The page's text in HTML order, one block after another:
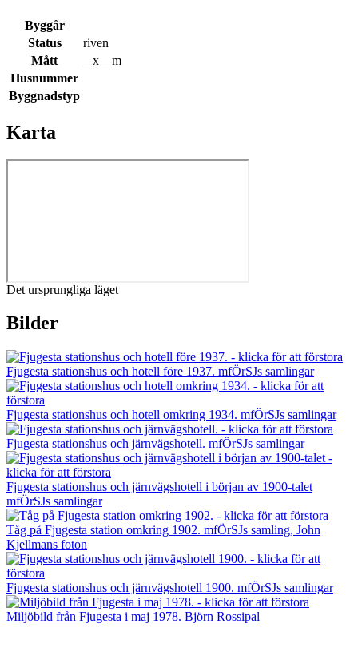
Byggår
Status
riven
Mått
_ x _ m
Husnummer
Byggnadstyp
Karta
Det ursprungliga läget
Bilder
Fjugesta stationshus och hotell före 1937. mfÖrSJs samlingar
Fjugesta stationshus och hotell omkring 1934. mfÖrSJs samlingar
Fjugesta stationshus och järnvägshotell. mfÖrSJs samlingar
Fjugesta stationshus och järnvägshotell i början av 1900-talet
mfÖrSJs samlingar
Tåg på Fjugesta station omkring 1902. mfÖrSJs samling, John
Kjellmans foton
Fjugesta stationshus och järnvägshotell 1900. mfÖrSJs samlingar
Miljöbild från Fjugesta i maj 1978. Björn Rossipal